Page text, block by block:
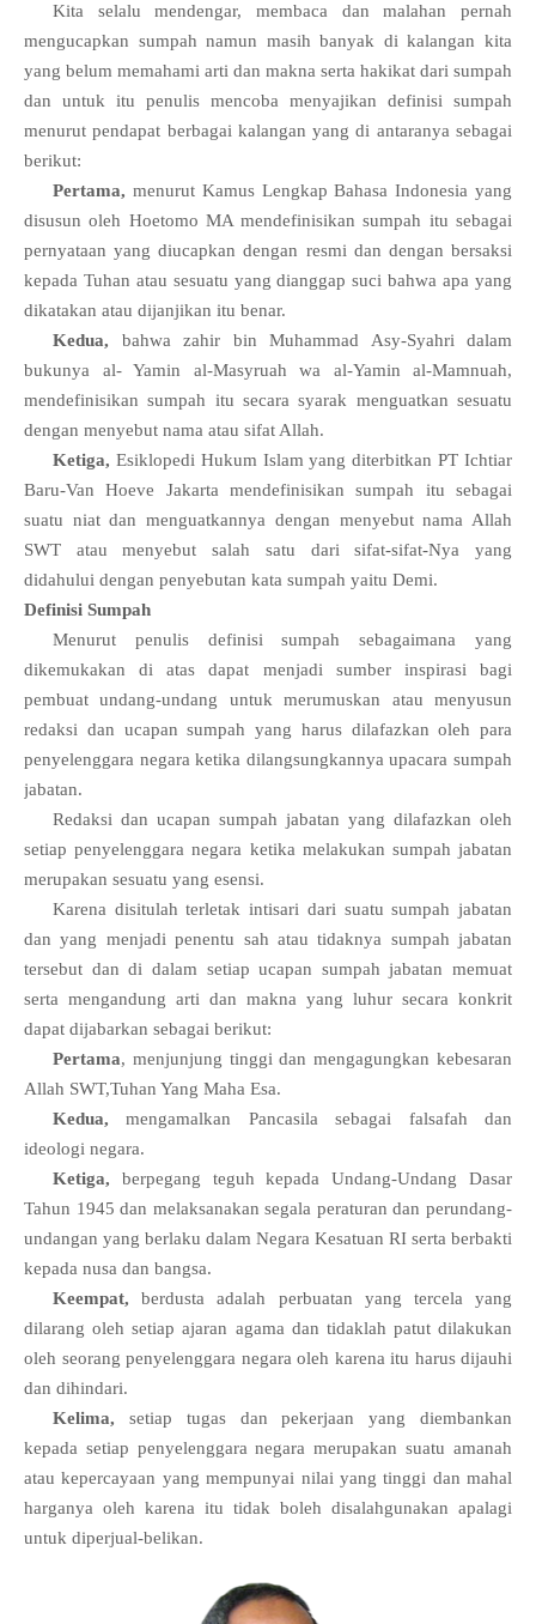
Kita selalu mendengar, membaca dan malahan pernah
mengucapkan sumpah namun masih banyak di kalangan kita
yang belum memahami arti dan makna serta hakikat dari sumpah
dan untuk itu penulis mencoba menyajikan definisi sumpah
menurut pendapat berbagai kalangan yang di antaranya sebagai
berikut:
Pertama, menurut Kamus Lengkap Bahasa Indonesia yang
disusun oleh Hoetomo MA mendefinisikan sumpah itu sebagai
pernyataan yang diucapkan dengan resmi dan dengan bersaksi
kepada Tuhan atau sesuatu yang dianggap suci bahwa apa yang
dikatakan atau dijanjikan itu benar.
Kedua, bahwa zahir bin Muhammad Asy-Syahri dalam
bukunya al- Yamin al-Masyruah wa al-Yamin al-Mamnuah,
mendefinisikan sumpah itu secara syarak menguatkan sesuatu
dengan menyebut nama atau sifat Allah.
Ketiga, Esiklopedi Hukum Islam yang diterbitkan PT Ichtiar
Baru-Van Hoeve Jakarta mendefinisikan sumpah itu sebagai
suatu niat dan menguatkannya dengan menyebut nama Allah
SWT atau menyebut salah satu dari sifat-sifat-Nya yang
didahului dengan penyebutan kata sumpah yaitu Demi.
Definisi Sumpah
Menurut penulis definisi sumpah sebagaimana yang
dikemukakan di atas dapat menjadi sumber inspirasi bagi
pembuat undang-undang untuk merumuskan atau menyusun
redaksi dan ucapan sumpah yang harus dilafazkan oleh para
penyelenggara negara ketika dilangsungkannya upacara sumpah
jabatan.
Redaksi dan ucapan sumpah jabatan yang dilafazkan oleh
setiap penyelenggara negara ketika melakukan sumpah jabatan
merupakan sesuatu yang esensi.
Karena disitulah terletak intisari dari suatu sumpah jabatan
dan yang menjadi penentu sah atau tidaknya sumpah jabatan
tersebut dan di dalam setiap ucapan sumpah jabatan memuat
serta mengandung arti dan makna yang luhur secara konkrit
dapat dijabarkan sebagai berikut:
Pertama, menjunjung tinggi dan mengagungkan kebesaran
Allah SWT,Tuhan Yang Maha Esa.
Kedua, mengamalkan Pancasila sebagai falsafah dan
ideologi negara.
Ketiga, berpegang teguh kepada Undang-Undang Dasar
Tahun 1945 dan melaksanakan segala peraturan dan perundang-
undangan yang berlaku dalam Negara Kesatuan RI serta berbakti
kepada nusa dan bangsa.
Keempat, berdusta adalah perbuatan yang tercela yang
dilarang oleh setiap ajaran agama dan tidaklah patut dilakukan
oleh seorang penyelenggara negara oleh karena itu harus dijauhi
dan dihindari.
Kelima, setiap tugas dan pekerjaan yang diembankan
kepada setiap penyelenggara negara merupakan suatu amanah
atau kepercayaan yang mempunyai nilai yang tinggi dan mahal
harganya oleh karena itu tidak boleh disalahgunakan apalagi
untuk diperjual-belikan.